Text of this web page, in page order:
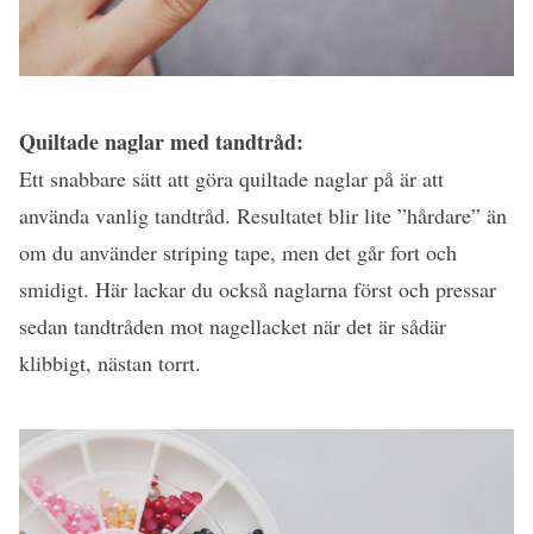
Quiltade naglar med tandtråd:
Ett snabbare sätt att göra quiltade naglar på är att
använda vanlig tandtråd. Resultatet blir lite ”hårdare” än
om du använder striping tape, men det går fort och
smidigt. Här lackar du också naglarna först och pressar
sedan tandtråden mot nagellacket när det är sådär
klibbigt, nästan torrt.